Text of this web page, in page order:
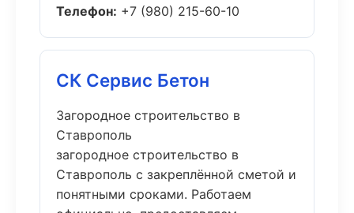
Телефон: +7 (980) 215-60-10
СК Сервис Бетон
Загородное строительство в
Ставрополь
загородное строительство в
Ставрополь с закреплённой сметой и
понятными сроками. Работаем